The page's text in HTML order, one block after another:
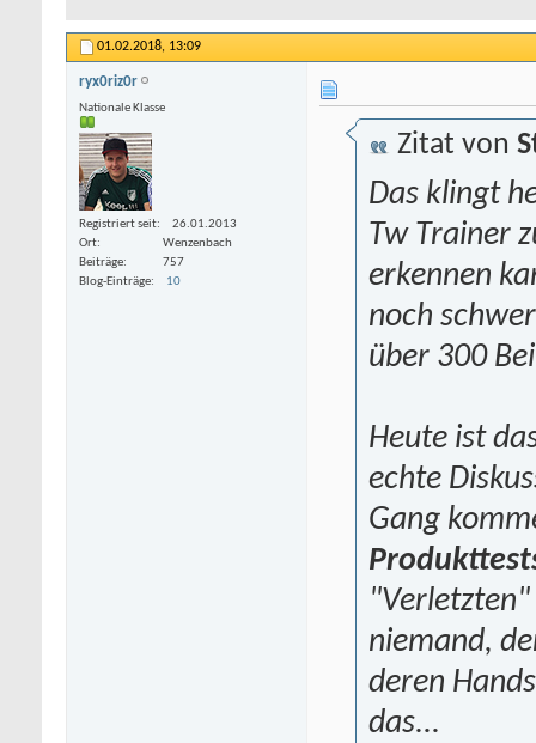
01.02.2018, 13:09
ryx0riz0r
Nationale Klasse
Registriert seit
26.01.2013
Ort
Wenzenbach
Beiträge
757
Blog-Einträge
10
Zitat von
Das klingt
Tw Trainer
erkennen
noch
über 300
Heute ist
echte
Gang
niemand,
deren
das...